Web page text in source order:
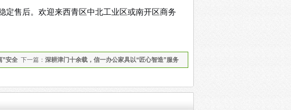
定售后。欢迎来西青区中北工业区或南开区商务
下一篇： 深耕津门十余载，信一办公家具以“匠心智造”服务
”安全